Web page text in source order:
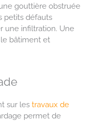
gouttière obstruée
petits défauts
une infiltration. Une
bâtiment et
sur les travaux de
permet de